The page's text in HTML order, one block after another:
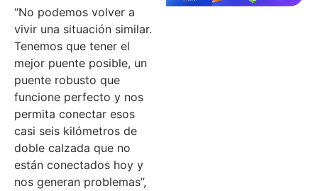
“No podemos volver a
vivir una situación similar.
Tenemos que tener el
mejor puente posible, un
puente robusto que
funcione perfecto y nos
permita conectar esos
casi seis kilómetros de
doble calzada que no
están conectados hoy y
nos generan problemas”,